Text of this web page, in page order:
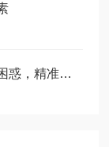
振动筛与高频筛的核心区别：告别选型困惑，精准匹配生产需求